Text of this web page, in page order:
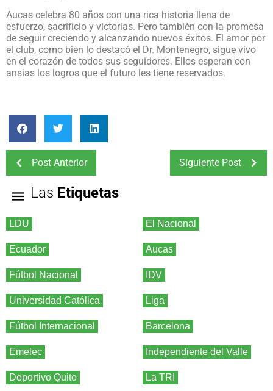
Aucas celebra 80 años con una rica historia llena de
esfuerzo, sacrificio y victorias. Pero también con la promesa
de seguir creciendo y alcanzando nuevos éxitos. El amor por
el club, como bien lo destacó el Dr. Montenegro, sigue vivo
en el corazón de todos sus seguidores. Ellos esperan con
ansias los logros que el futuro les tiene reservados.
Post Anterior Siguiente Post
Las Etiquetas
LDU El Nacional
Ecuador Aucas
Fútbol Nacional IDV
Universidad Católica Liga
Fútbol Internacional Barcelona
Emelec Independiente del Valle
Deportivo Quito La TRI